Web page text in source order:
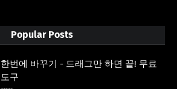
Popular Posts
번에 바꾸기 - 드래그만 하면 끝! 무료
구